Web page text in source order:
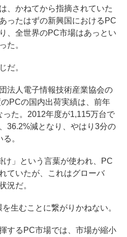
、かねてから指摘されていた
ったはずの新興国におけるPC
、全世界のPC市場はあっとい
た。
だ。
法人電子情報技術産業協会の
PCの国内出荷実績は、前年
った。2012年度が1,115万台で
36.2%減となり、やはり3分の
。
」という言葉が使われ、PC
ていたが、これはグローバ
況だ。
生むことに繋がりかねない。
するPC市場では、市場が縮小